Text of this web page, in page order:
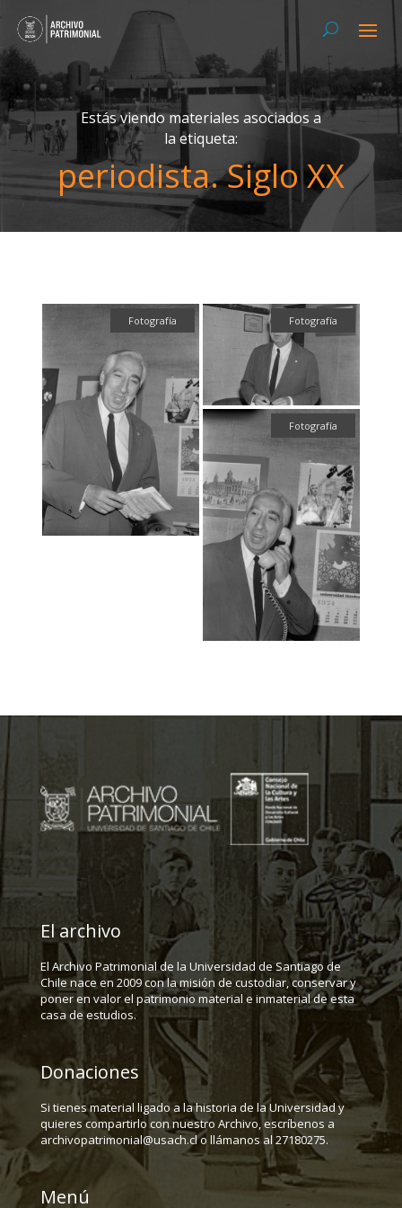
Estás viendo materiales asociados a
la etiqueta:
periodista. Siglo XX
Fotografía Fotografía
Fotografía
El archivo
El Archivo Patrimonial de la Universidad de Santiago de
Chile nace en 2009 con la misión de custodiar, conservar y
poner en valor el patrimonio material e inmaterial de esta
casa de estudios.
Donaciones
Si tienes material ligado a la historia de la Universidad y
quieres compartirlo con nuestro Archivo, escríbenos a
archivopatrimonial@usach.cl o llámanos al 27180275.
Menú